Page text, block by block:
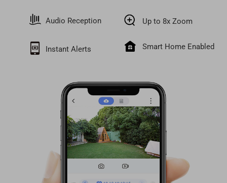
Audio Reception
Instant Alerts
Up to 8x Zoom
Smart Home Enabled